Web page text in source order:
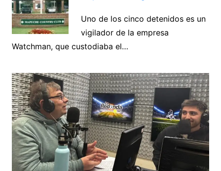
Uno de los cinco detenidos es un
vigilador de la empresa
Watchman, que custodiaba el…